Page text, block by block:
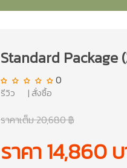
Standard Package
0
รีวิว | สั่งซื้อ
ราคาเต็ม 20,680 ฿
ราคา 14,860